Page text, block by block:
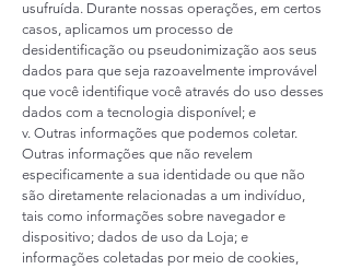
usufruída. Durante nossas operações, em certos
casos, aplicamos um processo de
desidentificação ou pseudonimização aos seus
dados para que seja razoavelmente improvável
que você identifique você através do uso desses
dados com a tecnologia disponível; e
v. Outras informações que podemos coletar.
Outras informações que não revelem
especificamente a sua identidade ou que não
são diretamente relacionadas a um indivíduo,
tais como informações sobre navegador e
dispositivo; dados de uso da Loja; e
informações coletadas por meio de cookies,